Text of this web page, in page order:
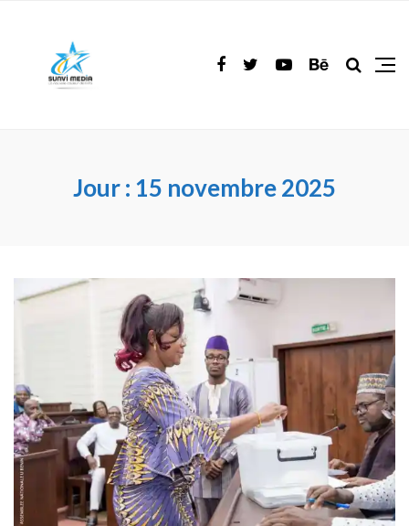
Jour : 15 novembre 2025